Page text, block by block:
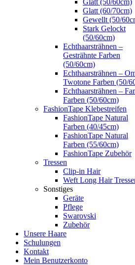
Glatt (50/60cm)
Glatt (60/70cm)
Gewellt (50/
Stark Gelockt
(50/60cm)
Echthaarsträhnen –
Gesträhnte Farben
(50/60cm)
Echthaarsträhnen –
Twotone Farben (50/
Echthaarsträhnen –
Farben (50/60cm)
FashionTape Klebestreifen
FashionTape Natural
Farben (40/45cm)
FashionTape Natural
Farben (55/60cm)
FashionTape Zubehör
Tressen
Clip-in Hair
Weft Long Hair
Sonstiges
Geräte
Pflege
Swarovski
Zubehör
Unsere Haare
Schulungen
Kontakt
Mein Benutzerkonto